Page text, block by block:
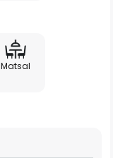
Matsal